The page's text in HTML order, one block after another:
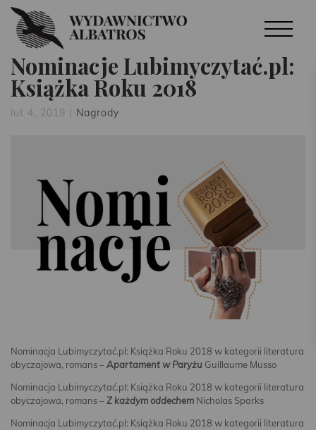
Nominacje Lubimyczytać.pl:
Książka Roku 2018
lut 4, 2019 | Nagrody
Nominacja Lubimyczytać.pl: Książka Roku 2018 w kategorii literatura
obyczajowa, romans –Apartament w Paryżu Guillaume Musso
Nominacja Lubimyczytać.pl: Książka Roku 2018 w kategorii literatura
obyczajowa, romans –Z każdym oddechem Nicholas Sparks
Nominacja Lubimyczytać.pl: Książka Roku 2018 w kategorii literatura